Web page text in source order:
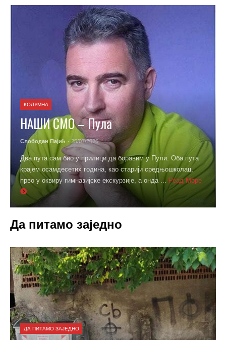
КОЛУМНА
НАШИ СМО – Пула
Слободан Пајић - 25/07/2026
Два пута сам био у прилици да боравим у Пули. Оба пута
крајем осамдесетих година, као старији средњошколац,
прво у оквиру гимназијске екскурзије, а онда ...
Реад Море
Да питамо заједно
ДА ПИТАМО ЗАЈЕДНО